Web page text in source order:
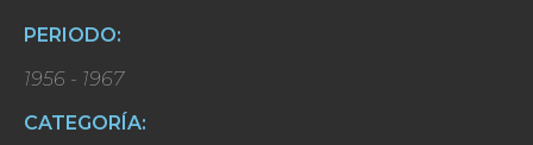
PERIODO:
1956 - 1967
CATEGORÍA: